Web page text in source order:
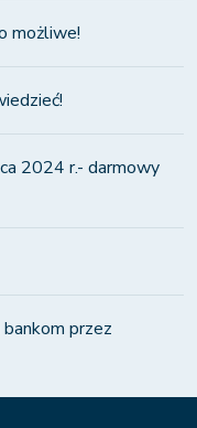
możliwe!
2024 r.- darmowy
przez